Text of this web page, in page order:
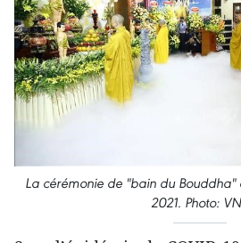
La cérémonie de "bain du
2021. Photo: